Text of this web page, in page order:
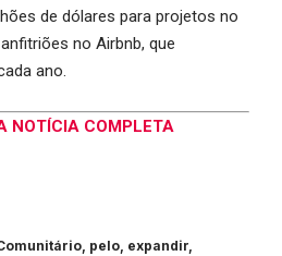
de dólares para projetos no
no Airbnb, que
ano.
NOTÍCIA COMPLETA
pelo expandir